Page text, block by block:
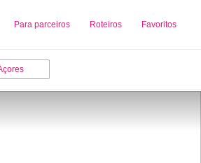
Para parceiros Roteiros Favoritos
Sobre nós Adicionar uma Empresa